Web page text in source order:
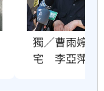
獨／曹雨婷爆
宅　李亞萍發